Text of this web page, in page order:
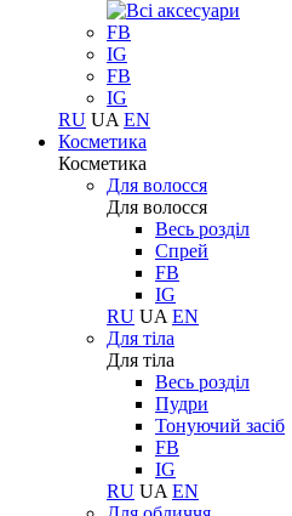
FB
IG
FB
IG
RU UA EN
Косметика
Косметика
Для волосся
Для волосся
Весь розділ
Спрей
FB
IG
RU UA EN
Для тіла
Для тіла
Весь розділ
Пудри
Тонуючий засіб
FB
IG
RU UA EN